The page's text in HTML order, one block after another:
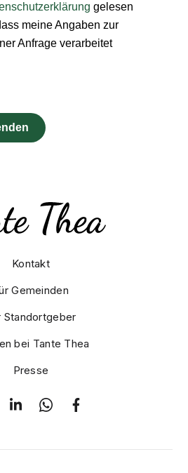
gelesen
meine Angaben zur
Anfrage verarbeitet
Kontakt
Gemeinden
Standortgeber
bei Tante Thea
Presse